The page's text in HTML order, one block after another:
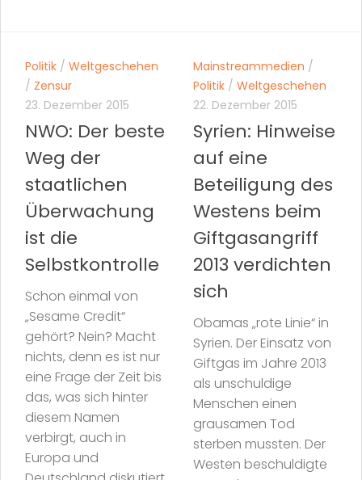
Politik / Weltgeschehen
/ Zensur
23. Dezember 2015
NWO: Der beste
Weg der
staatlichen
Überwachung
ist die
Selbstkontrolle
Schon einmal von
„Sesame Credit“
gehört? Nein? Macht
nichts, denn es ist nur
eine Frage der Zeit bis
das, was sich hinter
diesem Namen
verbirgt, auch in
Europa und
Mainstreammedien /
Politik / Weltgeschehen
22. Dezember 2015
Syrien: Hinweise
auf eine
Beteiligung des
Westens beim
Giftgasangriff
2013 verdichten
sich
Obamas „rote Linie“ in
Syrien. Der Einsatz von
Giftgas im Jahre 2013
als unschuldige
Menschen einen
grausamen Tod
sterben mussten. Der
Westen beschuldigte